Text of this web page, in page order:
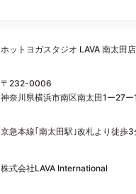
ホットヨガスタジオ LAVA 南太田店
〒232-0006
神奈川県横浜市南区南太田1ー27
京急本線｢南太田駅｣改札より徒歩3
株式会社LAVA International